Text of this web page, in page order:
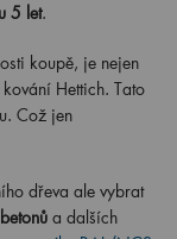
5 let.
koupě, je nejen
Hettich. Tato
Což jen
dřeva ale vybrat
a dalších